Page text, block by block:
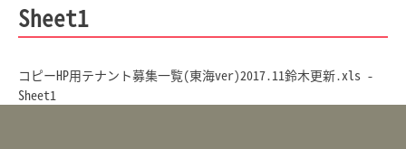
Sheet1
コピーHP用テナント募集一覧(東海ver)2017.11鈴木更新.xls -
Sheet1